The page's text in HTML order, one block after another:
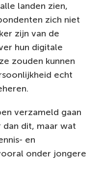
landen zien,
zich niet
zijn van de
hun digitale
zouden kunnen
echt
verzameld gaan
dit, maar wat
en
onder jongere